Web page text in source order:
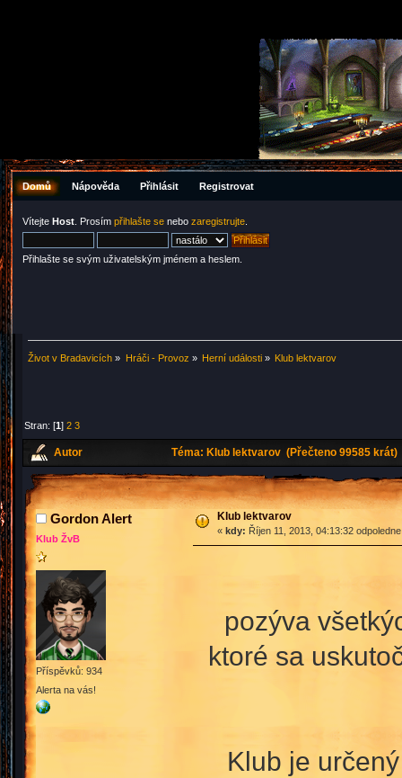
Domů Nápověda Přihlásit Registrovat
Vítejte Host . Prosím přihlašte se nebo zaregistrujte
Přihlašte se svým uživatelským jménem a heslem.
Život v Bradavicích » Hráči - Provoz » Herní události» Klub lektvarov
Stran: [1]2 3
Autor Téma: Klub lektvarov (Přečteno 99585 krát)
Gordon Alert
Klub ŽvB
Příspěvků: 934
Alerta na vás!
Klub lektvarov
« kdy: Říjen 11, 2013, 04:13:32
pozýva
ktoré sa
Klub je